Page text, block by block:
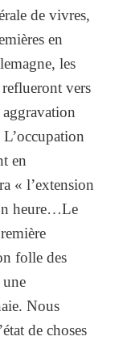
de vivres,
en
les
vers
en
« l’extension
heure…Le
folle des
Nous
de choses